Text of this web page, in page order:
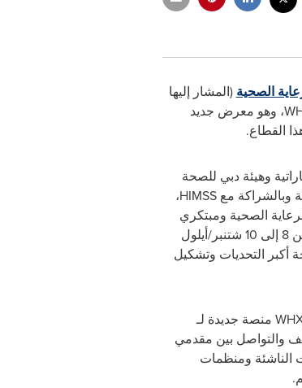
الصحية (المشار إليها
، وهو معرض جديد
القطاع.
وهيئة دبي للصحة
وبالشراكة معHIMSS،
الصحية ومبتكري
التكنولوجيا والمستثمرين في الفترة من 8 إلى 10 شتنبر/أيلول
أكبر التحديات وتشكيل
منصة جديدة لـ
والتواصل بين مقدمي
الناشئة ومنظمات